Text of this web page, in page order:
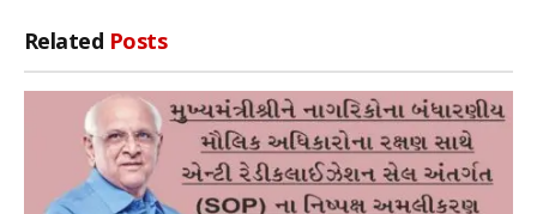
Related Posts